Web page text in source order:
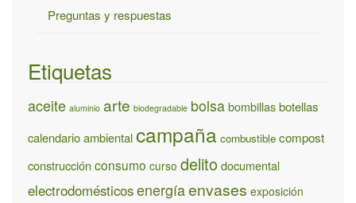
Preguntas y respuestas
Etiquetas
aceite aluminio arte biodegradable bolsabombillasbotellas
calendario ambientalcampaña combustible compost
construcción consumo curso delito documental
electrodomésticosenergíaenvases exposición